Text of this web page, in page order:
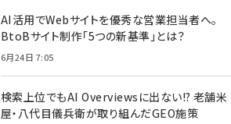
AI活用でWebサイトを優秀な営業担当者へ。
BtoBサイト制作「5つの新基準」とは？
6月24日 7:05
検索上位でもAI Overviewsに出ない!? 老舗米
屋・八代目儀兵衛が取り組んだGEO施策